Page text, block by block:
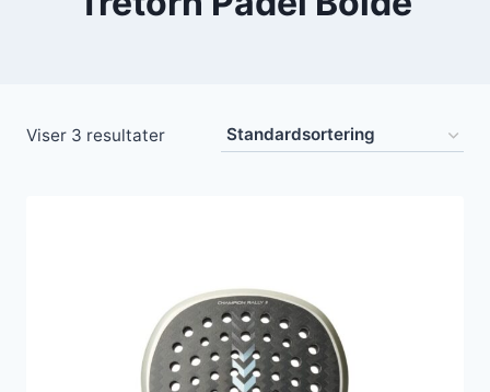
Viser 3 resultater